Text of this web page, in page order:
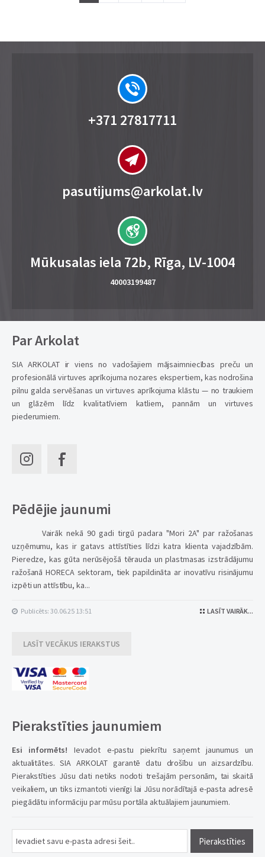
+371 27817711
pasutijums@arkolat.lv
Mūkusalas iela 72b, Rīga, LV-1004
40003199487
Par Arkolat
SIA ARKOLAT ir viens no vadošajiem mājsaimniecības preču un
profesionālā virtuves aprīkojuma nozares ekspertiem, kas nodrošina
pilnu galda servēšanas un virtuves aprīkojuma klāstu — no traukiem
un glāzēm līdz kvalitatīviem katliem, pannām un virtuves
piederumiem.
Pēdējie jaunumi
Vairāk nekā 90 gadi tirgū padara "Mori 2A" par ražošanas
uzņēmumu, kas ir gatavs attīstīties līdzi katra klienta vajadzībām.
Pieredze, kas gūta nerūsējošā tērauda un plastmasas izstrādājumu
ražošanā HORECA sektoram, tiek papildināta ar inovatīvu risinājumu
izpēti un attīstību, ka...
Publicēts: 30.06.25 13:51 LASĪT VAIRĀK...
LASĪT VECĀKUS IERAKSTUS
Pierakstīties jaunumiem
Esi informēts! Ievadot e-pastu piekrītu saņemt jaunumus un
aktualitātes. SIA ARKOLAT garantē datu drošību un aizsardzību.
Pierakstīties Jūsu dati netiks nodoti trešajām personām, tai skaitā
veikaliem, un tiks izmantoti vienīgi lai Jūsu norādītajā e-pasta adresē
piegādātu informāciju par mūsu portāla aktuālajiem jaunumiem.
Pierakstīties